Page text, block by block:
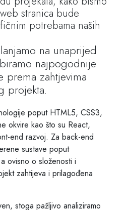
stranica bude
potrebama naših
na unaprijed
najpogodnije
prema zahtjevima
projekta.
poput HTML5, CSS3,
okvire kao što su React,
end razvoj. Za back-end
sustave poput
ovisno o složenosti i
zahtijeva i prilagođena
stoga pažljivo analiziramo